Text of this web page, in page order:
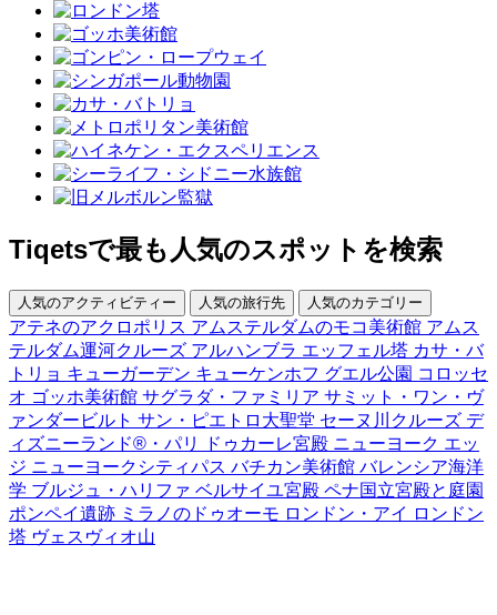
Tiqetsで最も人気のスポットを検索
人気のアクティビティー 人気の旅行先 人気のカテゴリー
アテネのアクロポリス アムステルダムのモコ美術館 アムス
テルダム運河クルーズ アルハンブラ エッフェル塔 カサ・バ
トリョ キューガーデン キューケンホフ グエル公園 コロッセ
オ ゴッホ美術館 サグラダ・ファミリア サミット・ワン・ヴ
ァンダービルト サン・ピエトロ大聖堂 セーヌ川クルーズ デ
ィズニーランド®・パリ
ドゥカーレ宮殿 ニューヨーク エッ
ジ ニューヨークシティパス バチカン美術館 バレンシア海洋
学 ブルジュ・ハリファ ベルサイユ宮殿 ペナ国立宮殿と庭園
ポンペイ遺跡 ミラノのドゥオーモ ロンドン・アイ ロンドン
塔 ヴェスヴィオ山